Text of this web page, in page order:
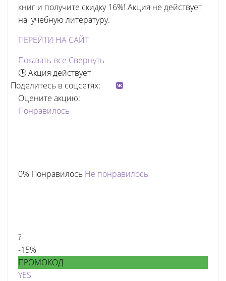
книг и получите скидку 16%! Акция не действует
на учебную литературу.
ПЕРЕЙТИ НА САЙТ
Показать все Свернуть
🕒 Акция действует
Поделитесь в соцсетях:
Оцените акцию:
Понравилось
0% Понравилось Не понравилось
?
-15%
ПРОМОКОД
YES